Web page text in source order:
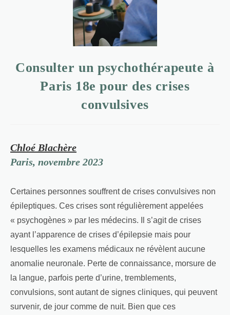
Consulter un psychothérapeute à
Paris 18e pour des crises
convulsives
Chloé Blachère
Paris, novembre 2023
Certaines personnes souffrent de crises convulsives non
épileptiques. Ces crises sont régulièrement appelées
« psychogènes » par les médecins. Il s’agit de crises
ayant l’apparence de crises d’épilepsie mais pour
lesquelles les examens médicaux ne révèlent aucune
anomalie neuronale. Perte de connaissance, morsure de
la langue, parfois perte d’urine, tremblements,
convulsions, sont autant de signes cliniques, qui peuvent
survenir, de jour comme de nuit. Bien que ces